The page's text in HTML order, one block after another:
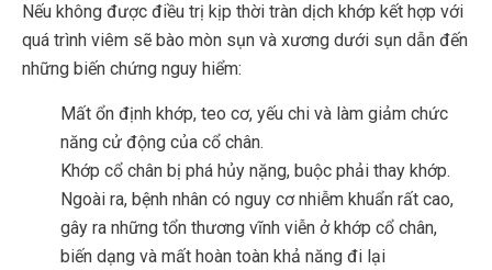
Nếu không được điều trị kịp thời tràn dịch khớp kết hợp với
quá trình viêm sẽ bào mòn sụn và xương dưới sụn dẫn đến
những biến chứng nguy hiểm:
Mất ổn định khớp, teo cơ, yếu chi và làm giảm chức
năng cử động của cổ chân.
Khớp cổ chân bị phá hủy nặng, buộc phải thay khớp.
Ngoài ra, bệnh nhân có nguy cơ nhiễm khuẩn rất cao,
gây ra những tổn thương vĩnh viễn ở khớp cổ chân,
biến dạng và mất hoàn toàn khả năng đi lại